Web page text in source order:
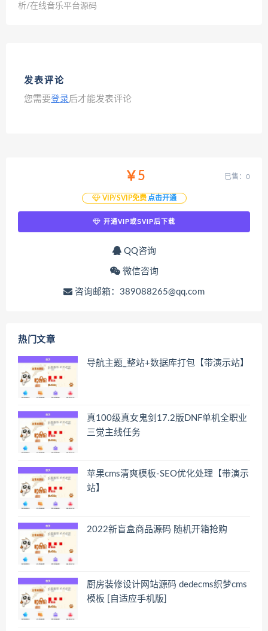
析/在线音乐平台源码
发表评论
您需要登录后才能发表评论
￥5
VIP/SVIP免费 点击开通
已售：0
开通VIP或SVIP后下载
QQ咨询
微信咨询
咨询邮箱：389088265@qq.com
热门文章
导航主题_整站+数据库打包【带演示站】
真100级真女鬼剑17.2版DNF单机全职业
三觉主线任务
苹果cms清爽模板-SEO优化处理【带演示
站】
2022新盲盒商品源码 随机开箱抢购
厨房装修设计网站源码 dedecms织梦cms
模板 [自适应手机版]